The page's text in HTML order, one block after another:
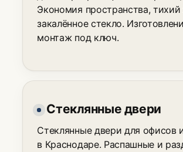
Экономия пространства, тихий
закалённое стекло.
монтаж под ключ.
Стеклянные двери
Стеклянные двери для офисов
в Краснодаре. Распашные и